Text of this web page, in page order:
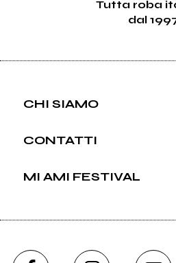
Tutta roba
dal
CHI SIAMO
CONTATTI
MI AMI FESTIVAL